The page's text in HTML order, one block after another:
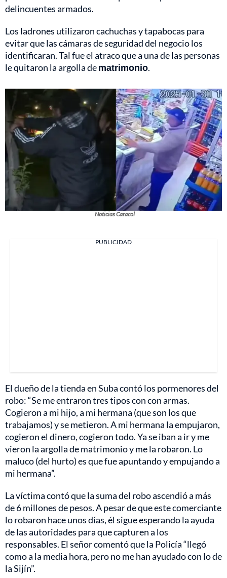
delincuentes armados.
Los ladrones utilizaron cachuchas y tapabocas para
evitar que las cámaras de seguridad del negocio los
identificaran. Tal fue el atraco que a una de las personas
le quitaron la argolla dematrimonio.
Noticias Caracol
PUBLICIDAD
El dueño de la tienda en Suba contó los pormenores del
robo: “Se me entraron tres tipos con con armas.
Cogieron a mi hijo, a mi hermana (que son los que
trabajamos) y se metieron. A mi hermana la empujaron,
cogieron el dinero, cogieron todo. Ya se iban a ir y me
vieron la argolla de matrimonio y me la robaron. Lo
maluco (del hurto) es que fue apuntando y empujando a
mi hermana”.
La víctima contó que la suma del robo ascendió a más
de 6 millones de pesos. A pesar de que este comerciante
lo robaron hace unos días, él sigue esperando la ayuda
de las autoridades para que capturen a los
responsables. El señor comentó que la Policía “llegó
como a la media hora, pero no me han ayudado con lo de
la Sijín”.